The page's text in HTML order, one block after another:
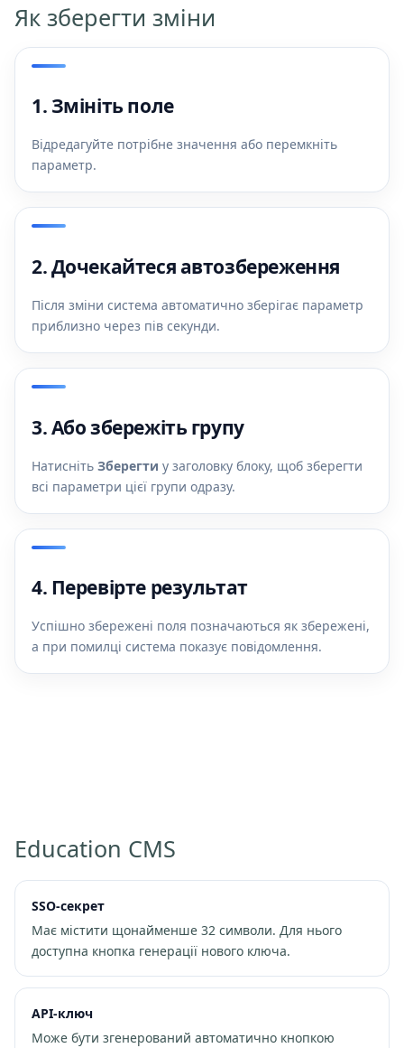
Як зберегти зміни
1. Змініть поле
Відредагуйте потрібне значення або перемкніть
параметр.
2. Дочекайтеся автозбереження
Після зміни система автоматично зберігає параметр
приблизно через пів секунди.
3. Або збережіть групу
Натисніть Зберегти у заголовку блоку, щоб зберегти
всі параметри цієї групи одразу.
4. Перевірте результат
Успішно збережені поля позначаються як збережені,
а при помилці система показує повідомлення.
Education CMS
SSO-секрет
Має містити щонайменше 32 символи. Для нього
доступна кнопка генерації нового ключа.
API-ключ
Може бути згенерований автоматично кнопкою